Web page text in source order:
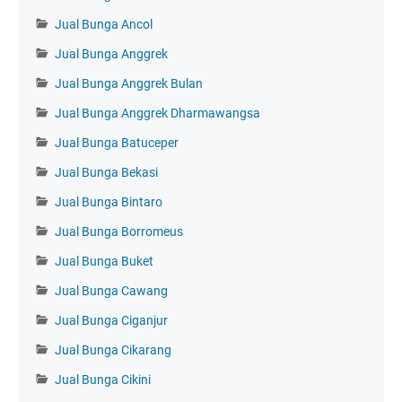
Jual Bunga Ancol
Jual Bunga Anggrek
Jual Bunga Anggrek Bulan
Jual Bunga Anggrek Dharmawangsa
Jual Bunga Batuceper
Jual Bunga Bekasi
Jual Bunga Bintaro
Jual Bunga Borromeus
Jual Bunga Buket
Jual Bunga Cawang
Jual Bunga Ciganjur
Jual Bunga Cikarang
Jual Bunga Cikini